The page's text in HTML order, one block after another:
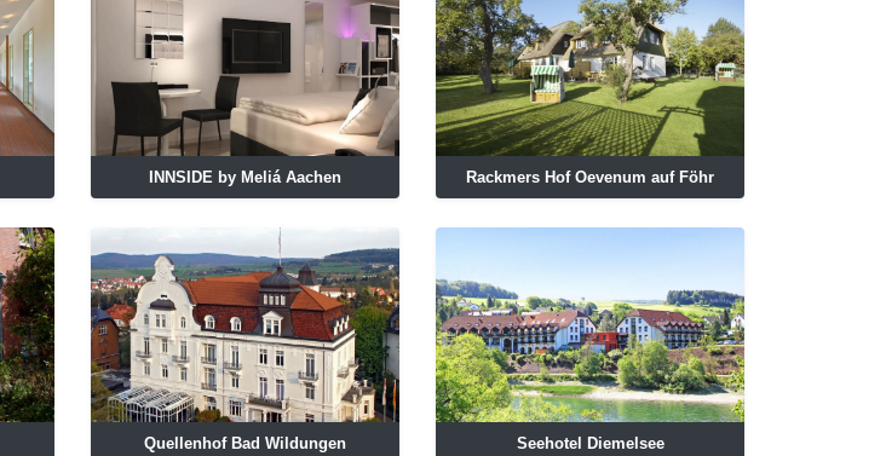
INNSIDE by Meliá Aachen Rackmers Hof Oevenum auf Föhr
Quellenhof Bad Wildungen Seehotel Diemelsee